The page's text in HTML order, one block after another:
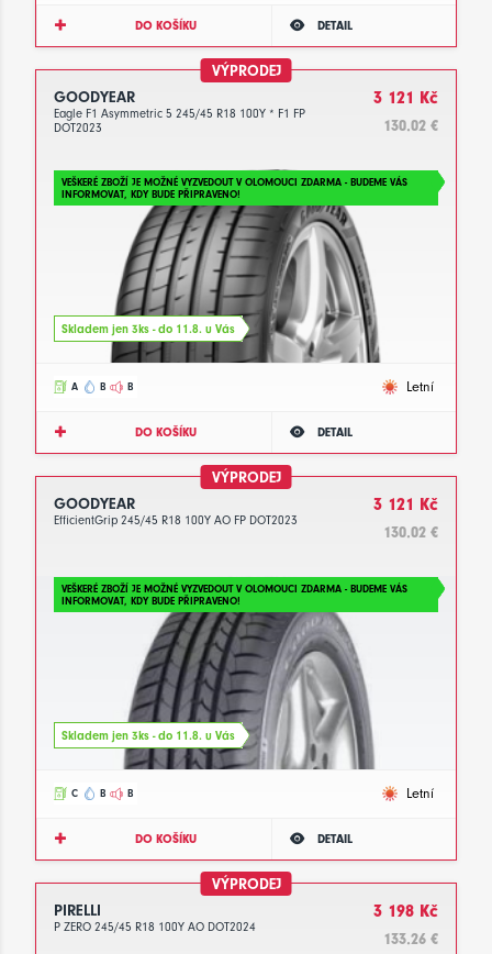
DO KOŠÍKU DETAIL
VÝPRODEJ
GOODYEAR
Eagle F1 Asymmetric 5 245/45 R18 100Y * F1 FP
DOT2023
3 121 Kč
130.02 €
VEŠKERÉ ZBOŽÍ JE MOŽNÉ VYZVEDOUT V OLOMOUCI ZDARMA - BUDEME VÁS
INFORMOVAT, KDY BUDE PŘIPRAVENO!
Skladem jen 3ks - do 11.8. u Vás
A B B Letní
DO KOŠÍKU DETAIL
VÝPRODEJ
GOODYEAR
EfficientGrip 245/45 R18 100Y AO FP DOT2023
3 121 Kč
130.02 €
VEŠKERÉ ZBOŽÍ JE MOŽNÉ VYZVEDOUT V OLOMOUCI ZDARMA - BUDEME VÁS
INFORMOVAT, KDY BUDE PŘIPRAVENO!
Skladem jen 3ks - do 11.8. u Vás
C B B Letní
DO KOŠÍKU DETAIL
VÝPRODEJ
PIRELLI
P ZERO 245/45 R18 100Y AO DOT2024
3 198 Kč
133.26 €